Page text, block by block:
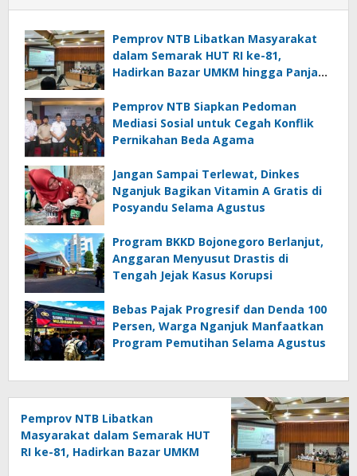
Pemprov NTB Libatkan Masyarakat
dalam Semarak HUT RI ke-81,
Hadirkan Bazar UMKM hingga Panjat
Pemprov NTB Siapkan Pedoman
Mediasi Sosial untuk Cegah Konflik
Pernikahan Beda Agama
Jangan Sampai Terlewat, Dinkes
Nganjuk Bagikan Vitamin A Gratis di
Posyandu Selama Agustus
Program BKKD Bojonegoro Berlanjut,
Anggaran Menyusut Drastis di
Tengah Jejak Kasus Korupsi
Bebas Pajak Progresif dan Denda 100
Persen, Warga Nganjuk Manfaatkan
Program Pemutihan Selama Agustus
Pemprov NTB Libatkan
Masyarakat dalam Semarak HUT
RI ke-81, Hadirkan Bazar UMKM